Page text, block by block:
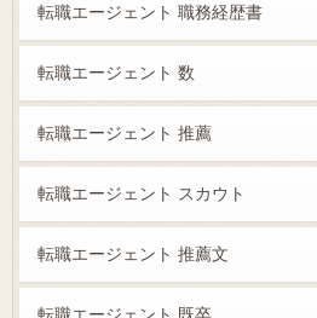
転職エージェント 職務経歴書
転職エージェント 数
転職エージェント 推薦
転職エージェント スカウト
転職エージェント 推薦文